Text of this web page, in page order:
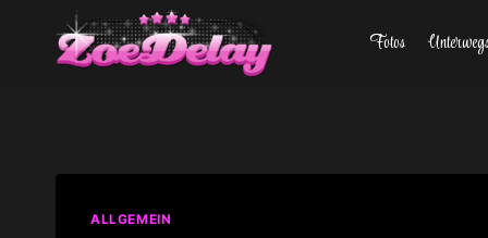
springen
Fotos
ALLGEMEIN